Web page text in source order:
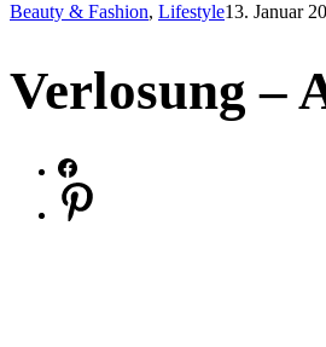
Beauty & Fashion, Lifestyle13. Januar
Verlosung –